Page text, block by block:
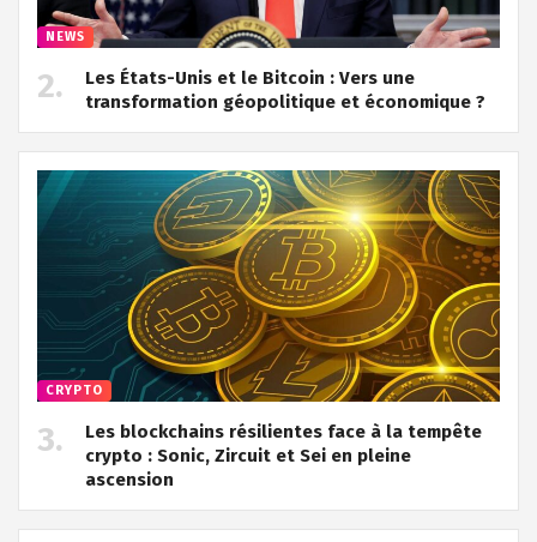
NEWS
Les États-Unis et le Bitcoin : Vers une
transformation géopolitique et économique ?
CRYPTO
Les blockchains résilientes face à la tempête
crypto : Sonic, Zircuit et Sei en pleine
ascension